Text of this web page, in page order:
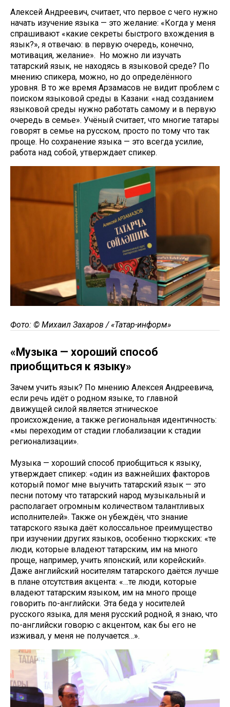
Алексей Андреевич, считает, что первое с чего нужно
начать изучение языка — это желание: «Когда у меня
спрашивают «какие секреты быстрого вхождения в
язык?», я отвечаю: в первую очередь, конечно,
мотивация, желание». Но можно ли изучать
татарский язык, не находясь в языковой среде? По
мнению спикера, можно, но до определённого
уровня. В то же время Арзамасов не видит проблем с
поиском языковой среды в Казани: «над созданием
языковой среды нужно работать самому и в первую
очередь в семье». Учёный считает, что многие татары
говорят в семье на русском, просто по тому что так
проще. Но сохранение языка — это всегда усилие,
работа над собой, утверждает спикер.
Фото: © Михаил Захаров / «Татар-информ»
«Музыка — хороший способ
приобщиться к языку»
Зачем учить язык? По мнению Алексея Андреевича,
если речь идёт о родном языке, то главной
движущей силой является этническое
происхождение, а также региональная идентичность:
«мы переходим от стадии глобализации к стадии
регионализации».
Музыка — хороший способ приобщиться к языку,
утверждает спикер: «один из важнейших факторов
который помог мне выучить татарский язык — это
песни потому что татарский народ музыкальный и
располагает огромным количеством талантливых
исполнителей». Также он убеждён, что знание
татарского языка даёт колоссальное преимущество
при изучении других языков, особенно тюркских: «те
люди, которые владеют татарским, им на много
проще, например, учить японский, или корейский».
Даже английский носителям татарского даётся лучше
в плане отсутствия акцента: «…те люди, которые
владеют татарским языком, им на много проще
говорить по-английски. Эта беда у носителей
русского языка, для меня русский родной, я знаю, что
по-английски говорю с акцентом, как бы его не
изживал, у меня не получается…».